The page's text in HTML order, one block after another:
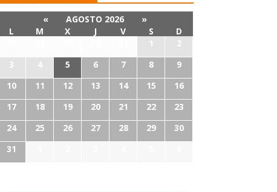
« AGOSTO 2026
»
L
M X J V S
D
1
2
3
4 5 6 7 8
9
10
11 12 13 14 15
16
17
18 19 20 21 22
23
24
25 26 27 28 29
30
31